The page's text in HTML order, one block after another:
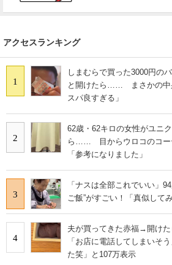
アクセスランキング
1
しまむらで買った3000円の
と開けたら…… まさかの中
スパ良すぎる」
2
62歳・62キロの女性がユニ
ら…… 目からウロコのコー
「参考になりました」
3
「ナスは全部これでいい」
ご飯”がすごい！「真似して
4
夫が買ってきた赤福→開け
「お店に電話してしまいそ
た笑」と107万表示